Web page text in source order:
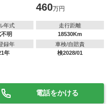
460万円
年式
明
走行距離
18530Km
録年
年
車検/自賠責
検2028/01
電話をかける